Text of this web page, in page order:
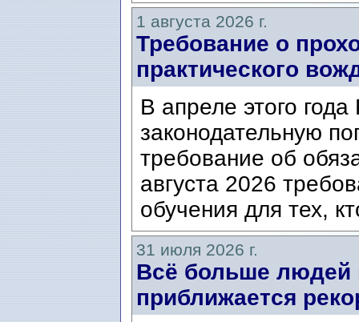
1 августа 2026 г.
Требование о
практического
В апреле этого
законодательную
требование об
августа 2026
обучения для тех,
31 июля 2026 г.
Всё больше
приближается